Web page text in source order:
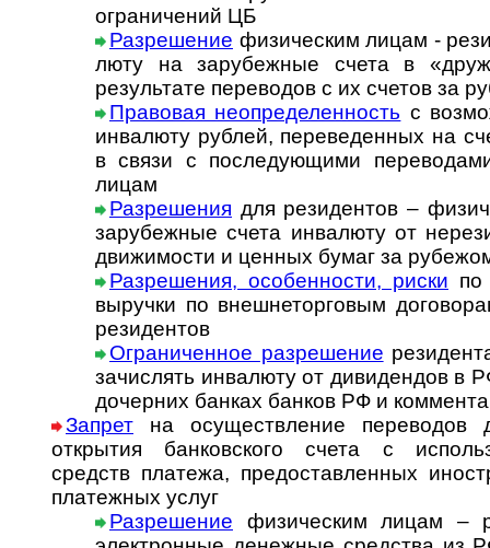
огра­ни­че­ний ЦБ
Разрешение физическим лицам -
люту на за­ру­беж­ные счета в
резуль­тате пере­во­дов с их сче­тов за
Правовая неопределенность с
инва­люту руб­лей, пере­ве­ден­ных на
в связи с после­дую­щими
лицам
Раз­ре­ше­ни­я для ре­зи­ден­тов –
за­ру­беж­ные сче­та ин­ва­лю­ту от
дви­жи­мос­ти и цен­ных бу­маг за
Разрешения, особенности, риски по
вы­руч­ки по внеш­не­тор­го­вым
рези­дентов
Ограниченное раз­ре­ше­ние
за­чис­лять ин­ва­лю­ту от ди­ви­ден­дов в
дочер­них бан­ках бан­ков РФ и
Запрет на осуществление переводов
открытия бан­ков­ского счета с
средств пла­тежа, предо­став­лен­ных
плате­жных услуг
Разрешение физическим лицам –